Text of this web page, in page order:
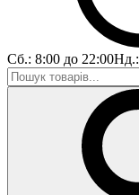
Сб.: 8:00 до 22:00Нд.: